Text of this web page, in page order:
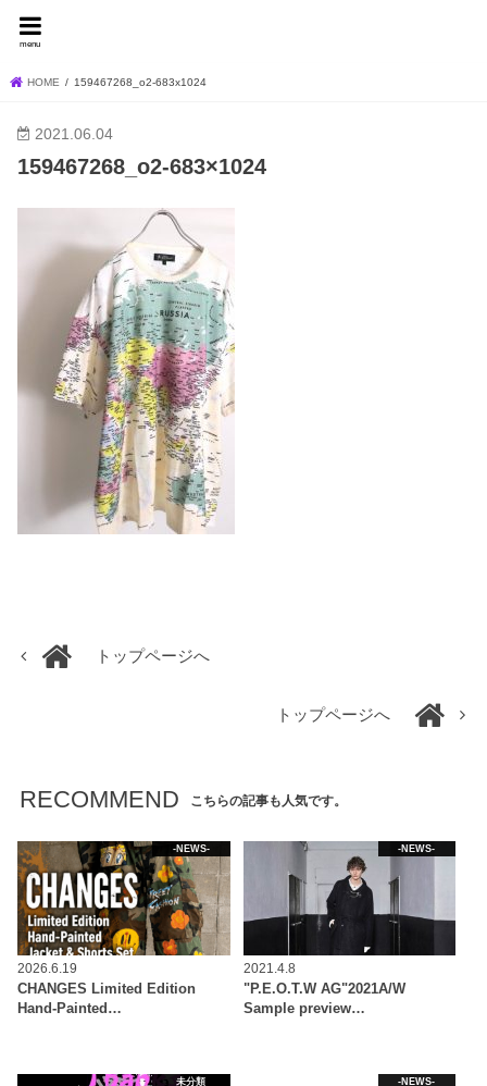
menu
HOME 159467268_o2-683x1024
2021.06.04
159467268_o2-683×1024
トップページへ
トップページへ
RECOMMEND こちらの記事も人気です。
-NEWS-
2026.6.19
CHANGES Limited Edition
Hand-Painted…
-NEWS-
2021.4.8
"P.E.O.T.W AG"2021A/W
Sample preview…
未分類 -NEWS-